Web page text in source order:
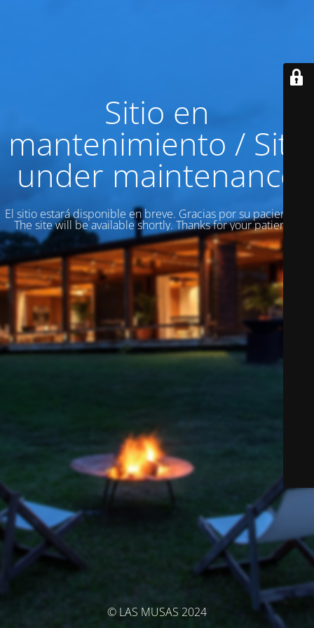
Sitio en
mantenimiento / Site
under maintenance
El sitio estará disponible en breve. Gracias por su paciencia! /
The site will be available shortly. Thanks for your patience!
© LAS MUSAS 2024